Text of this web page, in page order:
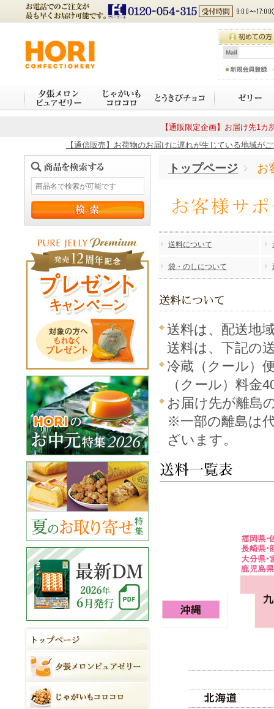
【通販限定企画】お届け先1
【通信販売】お荷物のお届けに遅れが生じている地域が
トップページ お
送料について
袋・のしについて
送料は、配送地
送料は、下記の
冷蔵（クール）
（クール）料金
お届け先が離島
※一部の離島は
ざいます。